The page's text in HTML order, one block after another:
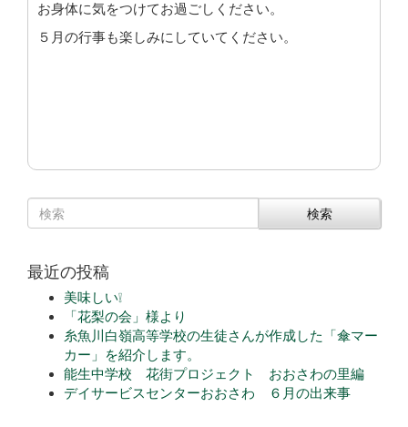
お身体に気をつけてお過ごしください。
５月の行事も楽しみにしていてください。
検索
最近の投稿
美味しい❕
「花梨の会」様より
糸魚川白嶺高等学校の生徒さんが作成した「傘マー
カー」を紹介します。
能生中学校 花街プロジェクト おおさわの里編
デイサービスセンターおおさわ ６月の出来事